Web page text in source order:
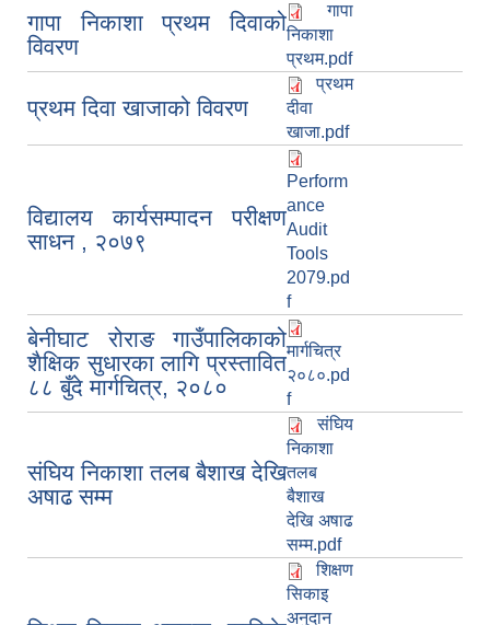
गापा निकाशा प्रथम दिवाको
विवरण
गापा
निकाशा
प्रथम.pdf
प्रथम दिवा खाजाको विवरण
प्रथम
दीवा
खाजा.pdf
विद्यालय कार्यसम्पादन परीक्षण
साधन , २०७९
Perform
ance
Audit
Tools
2079.pd
f
बेनीघाट रोराङ गाउँपालिकाको
शैक्षिक सुधारका लागि प्रस्तावित
८८ बुँदे मार्गचित्र, २०८०
मार्गचित्र
२०८०.pd
f
संघिय निकाशा तलब बैशाख देखि
अषाढ सम्म
संघिय
निकाशा
तलब
बैशाख
देखि अषाढ
सम्म.pdf
शिक्षण
सिकाइ
अनुदान